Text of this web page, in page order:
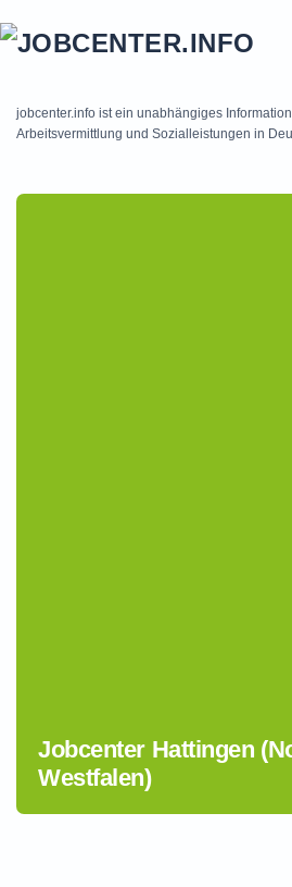
jobcenter.info ist ein unabhängiges
Arbeitsvermittlung und Sozialleistungen in
Jobcenter Hattingen
Westfalen)